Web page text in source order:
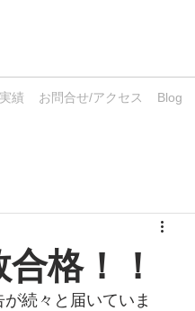
績 お問合せ/アクセス Blog
格！！
続々と届いていま